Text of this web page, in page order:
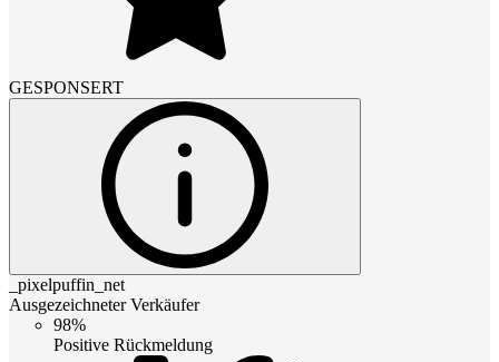
GESPONSERT
_pixelpuffin_net
Ausgezeichneter Verkäufer
98%
Positive Rückmeldung